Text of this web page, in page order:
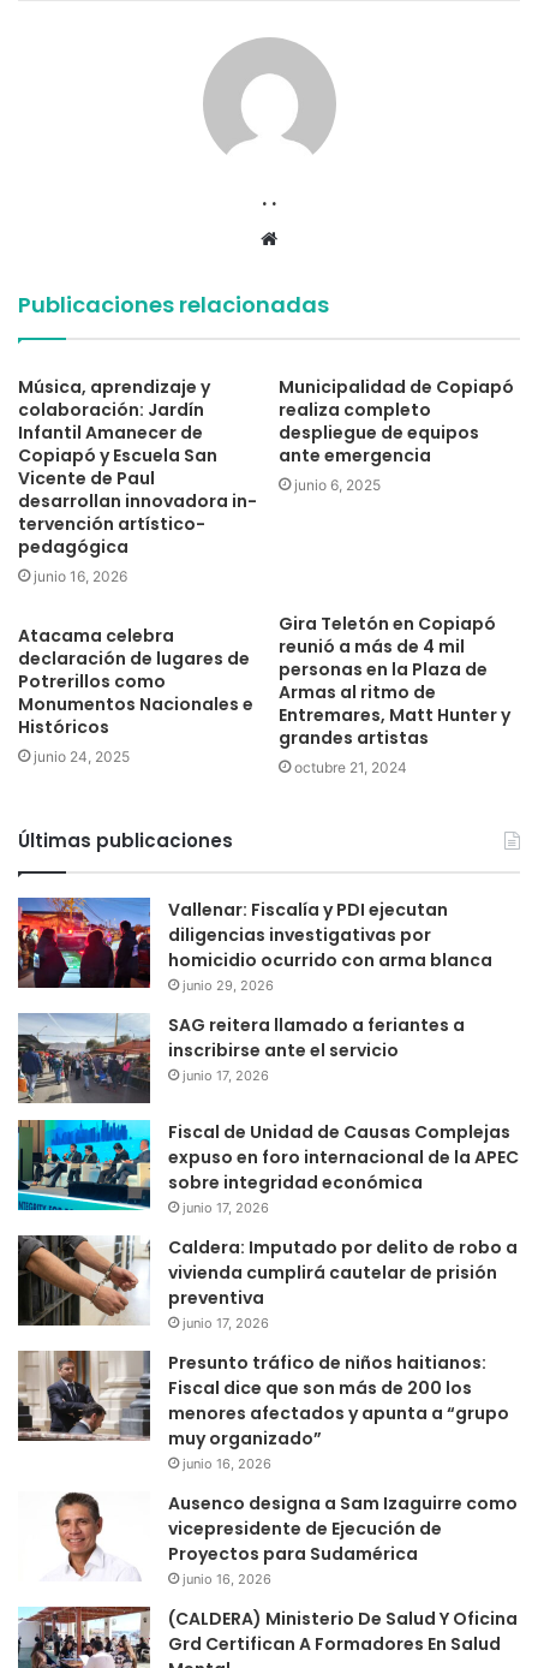
. .
Sitio
Publicaciones relacionadas
Música, aprendizaje y
colaboración: Jardín
Infantil Amanecer de
Copiapó y Escuela San
Vicente de Paul
desarrollan innovadora in-
tervención artístico-
pedagógica
junio 16, 2026
Municipalidad de Copiapó
realiza completo
despliegue de equipos
ante emergencia
junio 6, 2025
Atacama celebra
declaración de lugares de
Potrerillos como
Monumentos Nacionales e
Históricos
junio 24, 2025
Gira Teletón en Copiapó
reunió a más de 4 mil
personas en la Plaza de
Armas al ritmo de
Entremares, Matt Hunter y
grandes artistas
octubre 21, 2024
Últimas publicaciones
Vallenar: Fiscalía y PDI ejecutan
diligencias investigativas por
homicidio ocurrido con arma blanca
junio 29, 2026
SAG reitera llamado a feriantes a
inscribirse ante el servicio
junio 17, 2026
Fiscal de Unidad de Causas Complejas
expuso en foro internacional de la APEC
sobre integridad económica
junio 17, 2026
Caldera: Imputado por delito de robo a
vivienda cumplirá cautelar de prisión
preventiva
junio 17, 2026
Presunto tráfico de niños haitianos:
Fiscal dice que son más de 200 los
menores afectados y apunta a “grupo
muy organizado”
junio 16, 2026
Ausenco designa a Sam Izaguirre como
vicepresidente de Ejecución de
Proyectos para Sudamérica
junio 16, 2026
(CALDERA) Ministerio De Salud Y Oficina
Grd Certifican A Formadores En Salud